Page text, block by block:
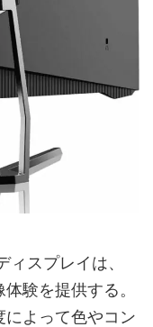
スプレイは、
験を提供する。
によって色やコン